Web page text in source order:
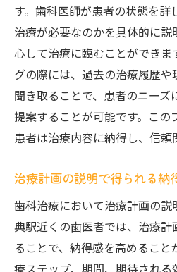
す。歯科医師が患者の状態を詳
治療が必要なのかを具体的に
心して治療に臨むことができま
グの際には、過去の治療履歴や
聞き取ることで、患者のニーズ
提案することが可能です。この
患者は治療内容に納得し、信頼
治療計画の説明で得られる納
歯科治療において治療計画の
典駅近くの歯医者では、治療計
ることで、納得感を高めること
療ステップ、期間、期待される